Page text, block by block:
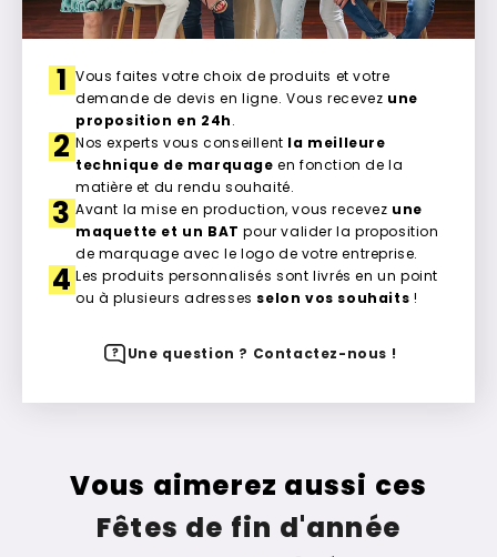
1 Vous faites votre choix de produits et votre
demande de devis en ligne. Vous recevez une
proposition en 24h.
2 Nos experts vous conseillent la meilleure
technique de marquage en fonction de la
matière et du rendu souhaité.
3 Avant la mise en production, vous recevez une
maquette et un BAT pour valider la proposition
de marquage avec le logo de votre entreprise.
4 Les produits personnalisés sont livrés en un point
ou à plusieurs adresses selon vos souhaits !
Une question ? Contactez-nous !
Vous aimerez aussi ces
Fêtes de fin d'année